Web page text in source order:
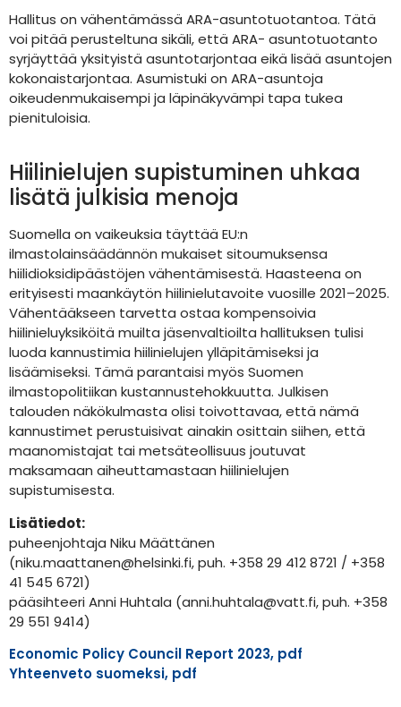
Hallitus on vähentämässä ARA-asuntotuotantoa. Tätä
voi pitää perusteltuna sikäli, että ARA- asuntotuotanto
syrjäyttää yksityistä asuntotarjontaa eikä lisää asuntojen
kokonaistarjontaa. Asumistuki on ARA-asuntoja
oikeudenmukaisempi ja läpinäkyvämpi tapa tukea
pienituloisia.
Hiilinielujen supistuminen uhkaa
lisätä julkisia menoja
Suomella on vaikeuksia täyttää EU:n
ilmastolainsäädännön mukaiset sitoumuksensa
hiilidioksidipäästöjen vähentämisestä. Haasteena on
erityisesti maankäytön hiilinielutavoite vuosille 2021–2025.
Vähentääkseen tarvetta ostaa kompensoivia
hiilinieluyksiköitä muilta jäsenvaltioilta hallituksen tulisi
luoda kannustimia hiilinielujen ylläpitämiseksi ja
lisäämiseksi. Tämä parantaisi myös Suomen
ilmastopolitiikan kustannustehokkuutta. Julkisen
talouden näkökulmasta olisi toivottavaa, että nämä
kannustimet perustuisivat ainakin osittain siihen, että
maanomistajat tai metsäteollisuus joutuvat
maksamaan aiheuttamastaan hiilinielujen
supistumisesta.
Lisätiedot:
puheenjohtaja Niku Määttänen
(niku.maattanen@helsinki.fi, puh. +358 29 412 8721 / +358
41 545 6721)
pääsihteeri Anni Huhtala (anni.huhtala@vatt.fi, puh. +358
29 551 9414)
Economic Policy Council Report 2023, pdf
Yhteenveto suomeksi, pdf